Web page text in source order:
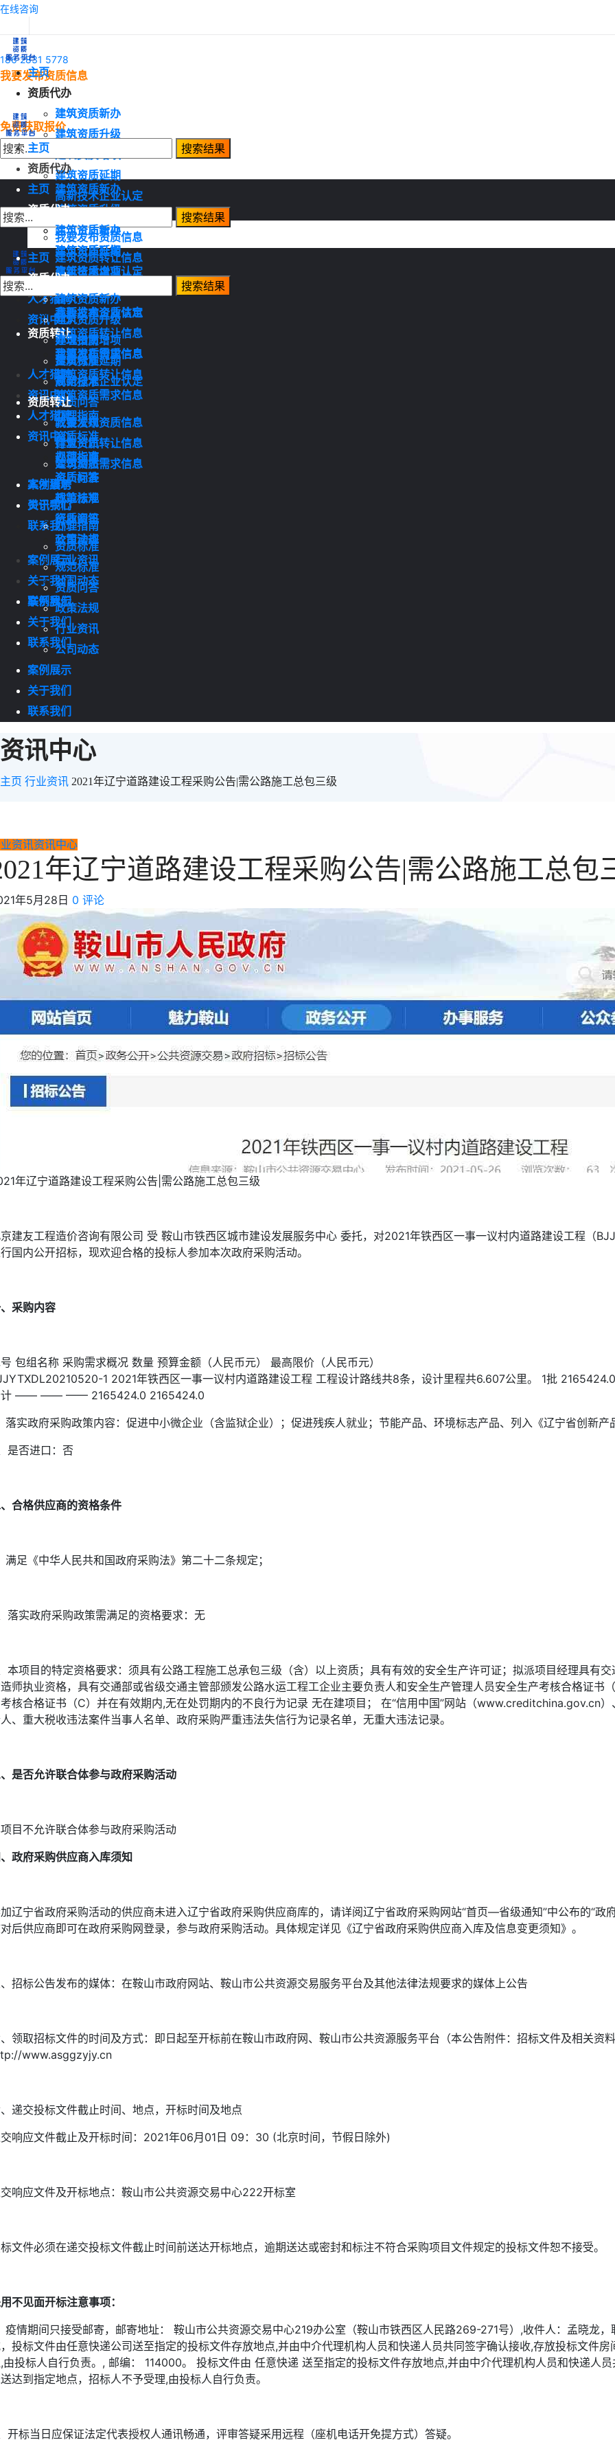
在线咨询
186 2831 5778
我要发布资质信息
免费获取报价
主页
资质代办
建筑资质新办
建筑资质升级
建筑资质延期
高新技术企业认定
我要发布资质信息
建筑资质转让信息
建筑资质需求信息
人才猎聘
资讯中心
办理指南
资质标准
规范标准
资质问答
政策法规
行业资讯
公司动态
案例展示
关于我们
联系我们
主页
资质代办
建筑资质新办
建筑资质升级
建筑资质增项
建筑资质延期
高新技术企业认定
资质转让
我要发布资质信息
建筑资质转让信息
建筑资质需求信息
人才猎聘
资讯中心
办理指南
资质标准
规范标准
资质问答
政策法规
行业资讯
公司动态
案例展示
关于我们
联系我们
主页
资质代办
建筑资质新办
建筑资质升级
建筑资质增项
建筑资质延期
高新技术企业认定
资质转让
我要发布资质信息
建筑资质转让信息
建筑资质需求信息
人才猎聘
资讯中心
办理指南
资质标准
规范标准
资质问答
政策法规
行业资讯
公司动态
案例展示
关于我们
联系我们
主页
资质代办
建筑资质新办
建筑资质升级
建筑资质增项
建筑资质延期
高新技术企业认定
资质转让
我要发布资质信息
建筑资质转让信息
建筑资质需求信息
人才猎聘
资讯中心
办理指南
资质标准
规范标准
资质问答
政策法规
行业资讯
公司动态
案例展示
关于我们
联系我们
资讯中心
主页 行业资讯 2021年辽宁道路建设工程采购公告|需公路施工总包三级
资讯资讯中心
年辽宁道路建设工程采购公告|需公路施工总包
年5月28日 0 评论
年辽宁道路建设工程采购公告|需公路施工总包三级
建友工程造价咨询有限公司 受 鞍山市铁西区城市建设发展服务中心 委托，对2021年铁西区一事一议村内道路建设工程（
国内公开招标，现欢迎合格的投标人参加本次政府采购活动。
采购内容
包组名称 采购需求概况 数量 预算金额（人民币元） 最高限价（人民币元）
1 2021年铁西区一事一议村内道路建设工程 工程设计路线共8条，设计里程共6.607公里。 1批
计 —— —— —— 2165424.0 2165424.0
落实政府采购政策内容：促进中小微企业（含监狱企业）；促进残疾人就业；节能产品、环境标志产品、列入《辽宁省创新
是否进口：否
合格供应商的资格条件
满足《中华人民共和国政府采购法》第二十二条规定；
落实政府采购政策需满足的资格要求：无
本项目的特定资格要求：须具有公路工程施工总承包三级（含）以上资质；具有有效的安全生产许可证；拟派项目经理具有
师执业资格，具有交通部或省级交通主管部颁发公路水运工程工企业主要负责人和安全生产管理人员安全生产考核合格证书
核合格证书（C）并在有效期内,无在处罚期内的不良行为记录 无在建项目； 在“信用中国”网站（www.creditchina.gov.cn
、重大税收违法案件当事人名单、政府采购严重违法失信行为记录名单，无重大违法记录。
是否允许联合体参与政府采购活动
目不允许联合体参与政府采购活动
政府采购供应商入库须知
辽宁省政府采购活动的供应商未进入辽宁省政府采购供应商库的，请详阅辽宁省政府采购网站“首页—省级通知”中公布的“
后供应商即可在政府采购网登录，参与政府采购活动。具体规定详见《辽宁省政府采购供应商入库及信息变更须知》。
招标公告发布的媒体：在鞍山市政府网站、鞍山市公共资源交易服务平台及其他法律法规要求的媒体上公告
领取招标文件的时间及方式：即日起至开标前在鞍山市政府网、鞍山市公共资源服务平台（本公告附件：招标文件及相关
www.asggzyjy.cn
递交投标文件截止时间、地点，开标时间及地点
响应文件截止及开标时间：2021年06月01日 09：30 (北京时间，节假日除外)
响应文件及开标地点：鞍山市公共资源交易中心222开标室
文件必须在递交投标文件截止时间前送达开标地点，逾期送达或密封和标注不符合采购项目文件规定的投标文件恕不接受。
不见面开标注意事项：
疫情期间只接受邮寄，邮寄地址： 鞍山市公共资源交易中心219办公室（鞍山市铁西区人民路269-271号）,收件人：孟晓龙
投标文件由任意快递公司送至指定的投标文件存放地点,并由中介代理机构人员和快递人员共同签字确认接收,存放投标文件
由投标人自行负责。, 邮编： 114000。 投标文件由 任意快递 送至指定的投标文件存放地点,并由中介代理机构人员和快递人
达到指定地点，招标人不予受理,由投标人自行负责。
开标当日应保证法定代表授权人通讯畅通，评审答疑采用远程（座机电话开免提方式）答疑。